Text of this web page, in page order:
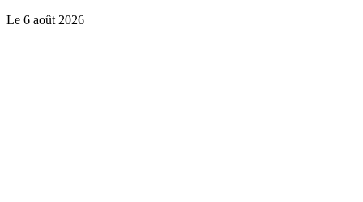
Le 6 août 2026